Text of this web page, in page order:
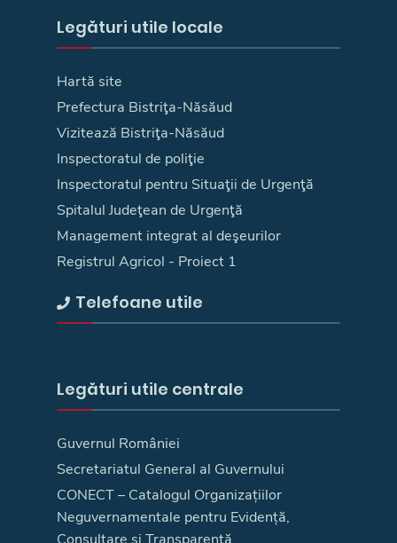
Legături utile locale
Hartă site
Prefectura Bistriţa-Năsăud
Vizitează Bistriţa-Năsăud
Inspectoratul de poliţie
Inspectoratul pentru Situaţii de Urgenţă
Spitalul Judeţean de Urgenţă
Management integrat al deşeurilor
Registrul Agricol - Proiect 1
Telefoane utile
Legături utile centrale
Guvernul României
Secretariatul General al Guvernului
CONECT – Catalogul Organizațiilor
Neguvernamentale pentru Evidență,